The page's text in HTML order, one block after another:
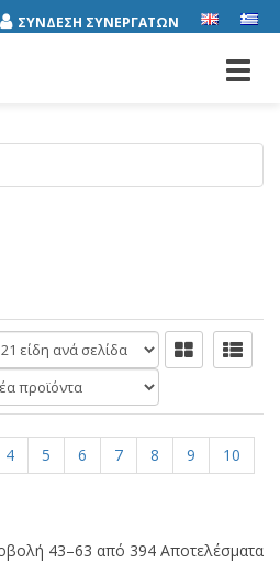
ΣΥΝΔΕΣΗ ΣΥΝΕΡΓΑΤΩΝ
4 5 6 7 8 9
10
43–63 από 394 Αποτελέσματα